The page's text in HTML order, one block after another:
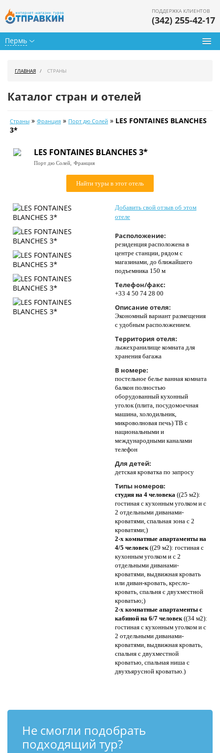
Пермь
ПОДДЕРЖКА КЛИЕНТОВ
(342) 255-42-17
Календарь туров
Цены дня
Страны
О нас
Контакты
ГЛАВНАЯ СТРАНЫ
Каталог стран и отелей
Страны » Франция » Порт дю Солей » LES FONTAINES BLANCHES
3*
LES FONTAINES BLANCHES 3*
Порт дю Солей, Франция
Найти туры в этот отель
Добавить свой отзыв об этом
отеле
Расположение:
резиденция расположена в
центре станции, рядом с
магазинами, до ближайшего
подъемника 150 м
Телефон/факс:
+33 4 50 74 28 00
Описание отеля:
Экономный вариант размещения
с удобным расположением.
Территория отеля:
лыжехранилище комната для
хранения багажа
В номере:
постельное белье ванная комната
балкон полностью
оборудованный кухонный
уголок (плита, посудомоечная
машина, холодильник,
микроволновая печь) ТВ с
национальными и
международными каналами
телефон
Для детей:
детская кроватка по запросу
Типы номеров:
студия на 4 человека ((25 м2):
гостиная с кухонным уголком и с
2 отдельными диванами-
кроватями, спальная зона с 2
кроватями;)
2-х комнатные апартаменты на
4/5 человек((29 м2): гостиная с
кухонным уголком и с 2
отдельными диванами-
кроватями, выдвижная кровать
или диван-кровать, кресло-
кровать, спальня с двухместной
кроватью;)
2-х комнатные апартаменты с
кабиной на 6/7 человек((34 м2):
гостиная с кухонным уголком и с
2 отдельными диванами-
кроватями, выдвижная кровать,
спальня с двухместной
кроватью, спальная ниша с
двухъярусной кроватью.)
Не смогли подобрать
подходящий тур?